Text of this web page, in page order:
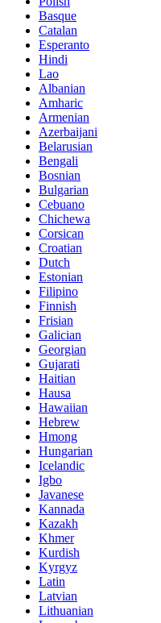
Basque
Catalan
Esperanto
Hindi
Lao
Albanian
Amharic
Armenian
Azerbaijani
Belarusian
Bengali
Bosnian
Bulgarian
Cebuano
Chichewa
Corsican
Croatian
Dutch
Estonian
Filipino
Finnish
Frisian
Galician
Georgian
Gujarati
Haitian
Hausa
Hawaiian
Hebrew
Hmong
Hungarian
Icelandic
Igbo
Javanese
Kannada
Kazakh
Khmer
Kurdish
Kyrgyz
Latin
Latvian
Lithuanian